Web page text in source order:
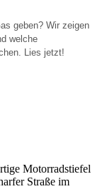
geben? Wir zeigen
welche
Lies jetzt!